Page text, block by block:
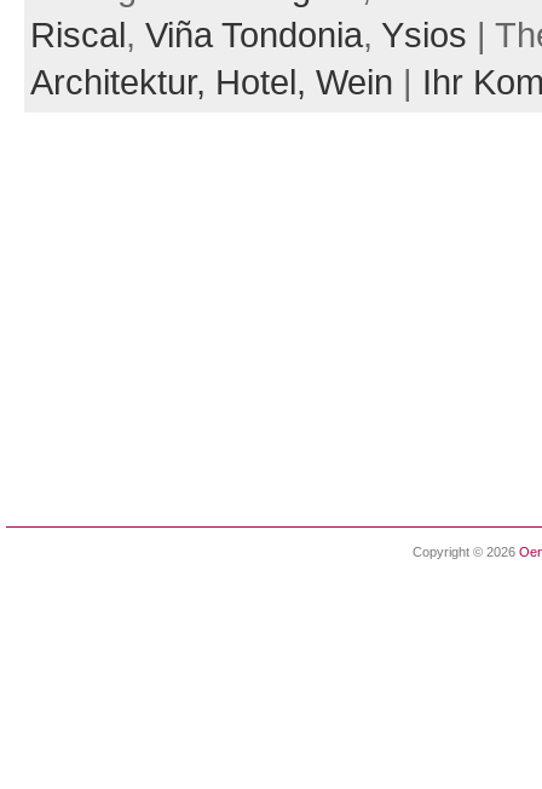
Riscal, Viña Tondonia, Ysios |
Architektur, Hotel, Wein | Ihr
Copyright © 2026